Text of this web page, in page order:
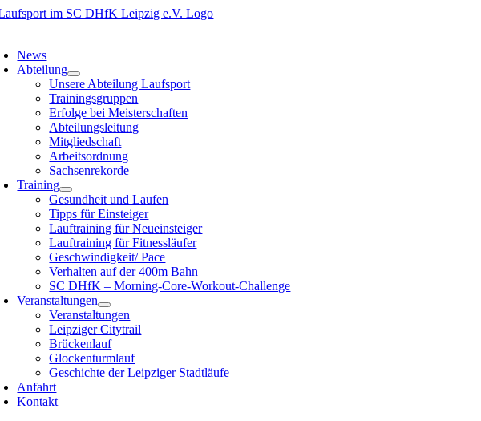
Zum
News
Abteilung
Unsere Abteilung Laufsport
Trainingsgruppen
Erfolge bei Meisterschaften
Abteilungsleitung
Mitgliedschaft
Arbeitsordnung
Sachsenrekorde
Training
Gesundheit und Laufen
Tipps für Einsteiger
Lauftraining für Neueinsteiger
Lauftraining für Fitnessläufer
Geschwindigkeit/ Pace
Verhalten auf der 400m Bahn
SC DHfK – Morning-Core-Workout-Challenge
Veranstaltungen
Veranstaltungen
Leipziger Citytrail
Brückenlauf
Glockenturmlauf
Geschichte der Leipziger Stadtläufe
Anfahrt
Kontakt